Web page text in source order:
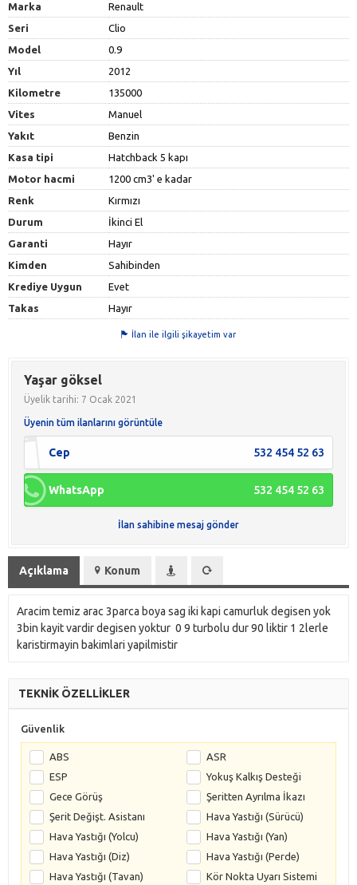
Marka
Renault
Seri
Clio
Model
0.9
Yıl
2012
Kilometre
135000
Vites
Manuel
Yakıt
Benzin
Kasa tipi
Hatchback 5 kapı
Motor hacmi
1200 cm3' e kadar
Renk
Kırmızı
Durum
İkinci El
Garanti
Hayır
Kimden
Sahibinden
Krediye Uygun
Evet
Takas
Hayır
İlan ile ilgili şikayetim var
Yaşar göksel
Üyelik tarihi: 7 Ocak 2021
Üyenin tüm ilanlarını görüntüle
Cep 532 454 52 63
WhatsApp 532 454 52 63
İlan sahibine mesaj gönder
Açıklama Konum
Aracim temiz arac 3parca boya sag iki kapi camurluk degisen yok
3bin kayit vardir degisen yoktur 0 9 turbolu dur 90 liktir 1 2lerle
karistirmayin bakimlari yapilmistir
TEKNİK ÖZELLİKLER
Güvenlik
ABS
ASR
ESP
Yokuş Kalkış Desteği
Gece Görüş
Şeritten Ayrılma İkazı
Şerit Değişt. Asistanı
Hava Yastığı (Sürücü)
Hava Yastığı (Yolcu)
Hava Yastığı (Yan)
Hava Yastığı (Diz)
Hava Yastığı (Perde)
Hava Yastığı (Tavan)
Kör Nokta Uyarı Sistemi